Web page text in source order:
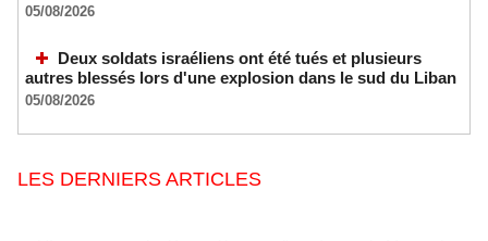
05/08/2026
Deux soldats israéliens ont été tués et plusieurs
autres blessés lors d'une explosion dans le sud du Liban
05/08/2026
LES DERNIERS ARTICLES